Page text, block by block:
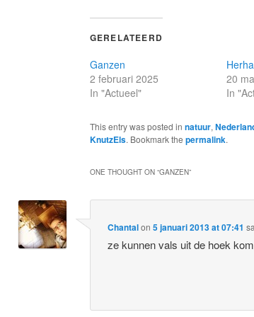
GERELATEERD
Ganzen
2 februari 2025
In "Actueel"
20
In
This entry was posted in natuur,
KnutzEls. Bookmark the permalink.
ONE THOUGHT ON “GANZEN”
Chantalon5 januari 2013 at 07:41
ze kunnen vals uit de hoek